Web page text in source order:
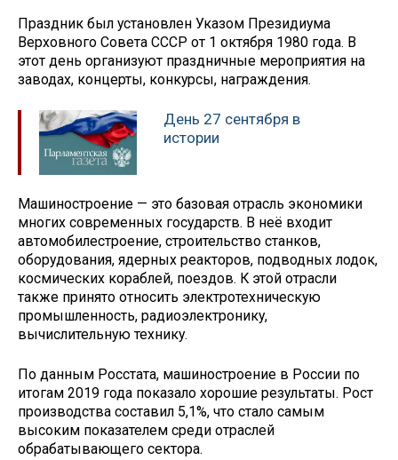
Праздник был установлен Указом Президиума
Верховного Совета СССР от 1 октября 1980 года. В
этот день организуют праздничные мероприятия на
заводах, концерты, конкурсы, награждения.
День 27 сентября в
истории
Машиностроение — это базовая отрасль экономики
многих современных государств. В неё входит
автомобилестроение, строительство станков,
оборудования, ядерных реакторов, подводных лодок,
космических кораблей, поездов. К этой отрасли
также принято относить электротехническую
промышленность, радиоэлектронику,
вычислительную технику.
По данным Росстата, машиностроение в России по
итогам 2019 года показало хорошие результаты. Рост
производства составил 5,1%, что стало самым
высоким показателем среди отраслей
обрабатывающего сектора.